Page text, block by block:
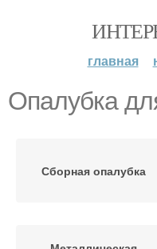
главная
Опалубка
Сборная опалубка